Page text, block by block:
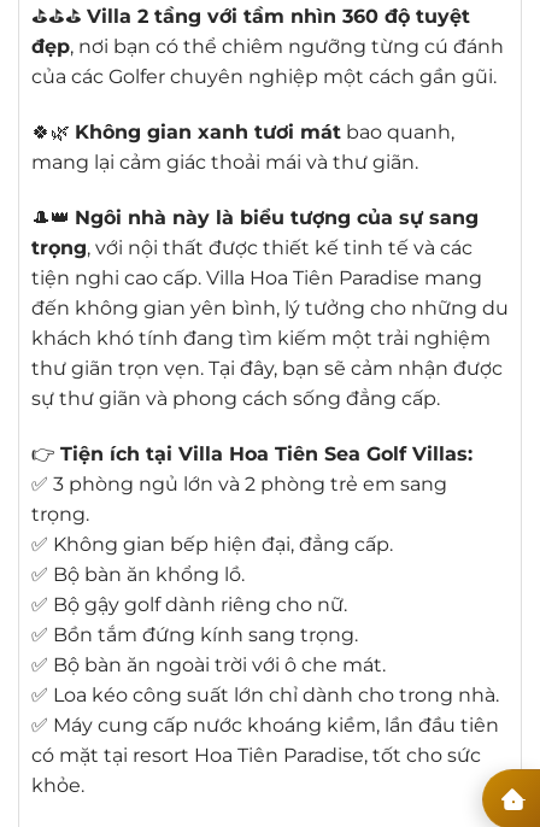
⛳⛳⛳ Villa 2 tầng với tầm nhìn 360 độ tuyệt
đẹp, nơi bạn có thể chiêm ngưỡng từng cú đánh
của các Golfer chuyên nghiệp một cách gần gũi.
🍀🌿 Không gian xanh tươi mát bao quanh,
mang lại cảm giác thoải mái và thư giãn.
🎩👑 Ngôi nhà này là biểu tượng của sự sang
trọng, với nội thất được thiết kế tinh tế và các
tiện nghi cao cấp. Villa Hoa Tiên Paradise mang
đến không gian yên bình, lý tưởng cho những du
khách khó tính đang tìm kiếm một trải nghiệm
thư giãn trọn vẹn. Tại đây, bạn sẽ cảm nhận được
sự thư giãn và phong cách sống đẳng cấp.
👉 Tiện ích tại Villa Hoa Tiên Sea Golf Villas:
✅ 3 phòng ngủ lớn và 2 phòng trẻ em sang
trọng.
✅ Không gian bếp hiện đại, đẳng cấp.
✅ Bộ bàn ăn khổng lồ.
✅ Bộ gậy golf dành riêng cho nữ.
✅ Bồn tắm đứng kính sang trọng.
✅ Bộ bàn ăn ngoài trời với ô che mát.
✅ Loa kéo công suất lớn chỉ dành cho trong nhà.
✅ Máy cung cấp nước khoáng kiềm, lần đầu tiên
có mặt tại resort Hoa Tiên Paradise, tốt cho sức
khỏe.